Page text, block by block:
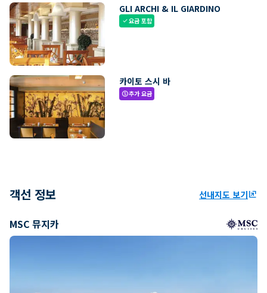
GLI ARCHI & IL GIARDINO
check요금 포함
카이토 스시 바
paid추가 요금
객선 정보 선내지도 보기ungroup
MSC 뮤지카